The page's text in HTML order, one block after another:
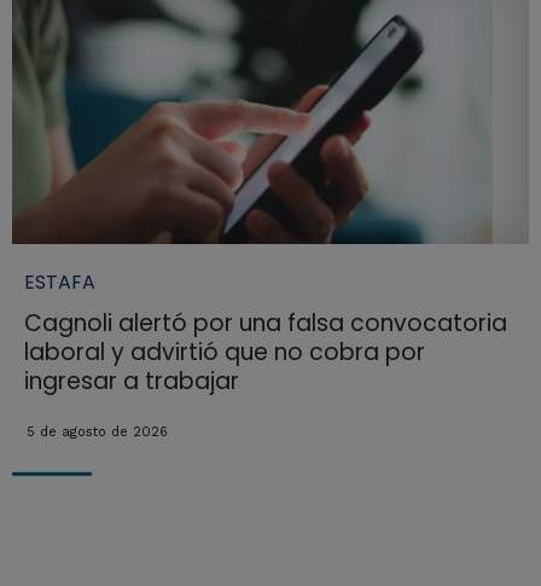
ESTAFA
Cagnoli alertó por una falsa convocatoria
laboral y advirtió que no cobra por
ingresar a trabajar
5 de agosto de 2026